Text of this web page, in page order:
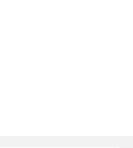
$20,990.00 hasta
Las opciones se